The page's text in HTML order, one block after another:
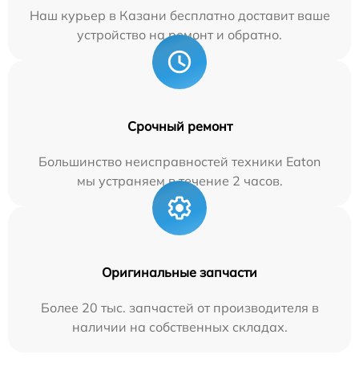
Наш курьер в Казани бесплатно доставит ваше
устройство на ремонт и обратно.
Срочный ремонт
Большинство неисправностей техники Eaton
мы устраняем в течение 2 часов.
Оригинальные запчасти
Более 20 тыс. запчастей от производителя в
наличии на собственных складах.